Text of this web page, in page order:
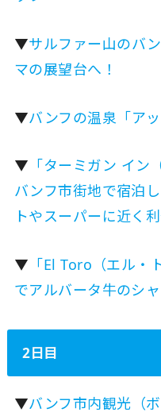
▼サルファー山のバ
マの展望台へ！
▼バンフの温泉「ア
▼ 「ターミガン イ
バンフ市街地で宿泊
トやスーパーに近く
▼ 「El Toro（エル・
でアルバータ牛のシ
2日目
▼バンフ市内観光（